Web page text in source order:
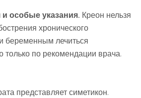
особые указания. Креон нельзя
хронического
беременным лечиться
только по рекомендации врача.
представляет симетикон.